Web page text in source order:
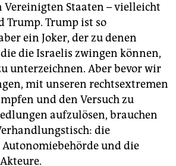
Vereinigten Staaten – vielleicht
Trump. Trump ist so
ein Joker, der zu denen
die Israelis zwingen können,
unterzeichnen. Aber bevor wir
mit unseren rechtsextremen
und den Versuch zu
aufzulösen, brauchen
die
und die